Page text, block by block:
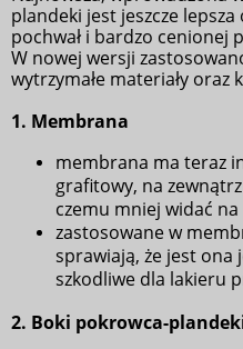
plandeki jest jeszcze
pochwał i bardzo cenionej
W nowej wersji
wytrzymałe materiały oraz
1. Membrana
membrana ma teraz
grafitowy, na
czemu mniej widać
zastosowane w
sprawiają, że jest ona
szkodliwe dla lakieru
2. Boki pokrowca-